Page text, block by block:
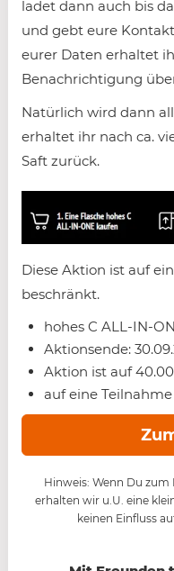
ladet dann auch bis
und gebt eure
eurer Daten erhaltet
Benachrichtigung
Natürlich wird dann
erhaltet ihr nach ca.
Saft zurück.
Diese Aktion ist auf
beschränkt.
hohes C ALL-IN-
Aktionsende:
Aktion ist auf
auf eine
Hinweis: Wenn Du
erhalten wir u.U. eine
keinen Einfluss